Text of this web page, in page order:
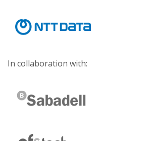
In collaboration with: